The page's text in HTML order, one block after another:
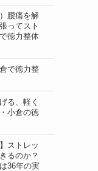
腰痛を解
ってスト
徳力整体
で徳力整
る、軽く
小倉の徳
ストレッ
るのか？
36年の実